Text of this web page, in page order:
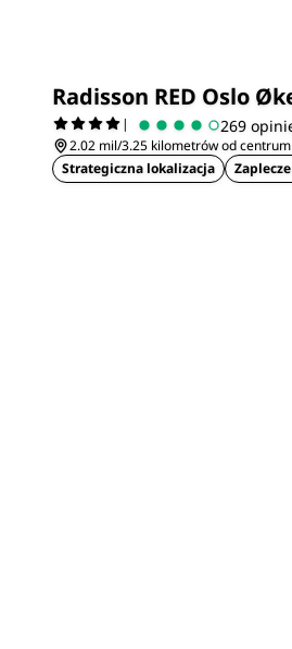
Radisson RED Oslo
| 269
2.02 mil/3.25 kilometrów od
Strategiczna lokalizacja